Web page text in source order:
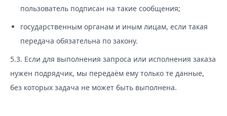
пользователь подписан на такие сообщения;
государственным органам и иным лицам, если такая
передача обязательна по закону.
5.3. Если для выполнения запроса или исполнения заказа
нужен подрядчик, мы передаём ему только те данные,
без которых задача не может быть выполнена.